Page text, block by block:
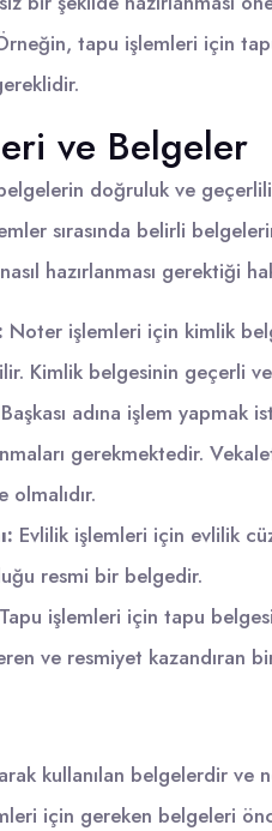
tapu işlemleri için
ve Belgeler
doğruluk ve
sırasında belirli
hazırlanması gerektiği
Noter işlemleri için kimlik
Kimlik belgesinin geçerli
Başkası adına işlem yapmak
gerekmektedir.
Evlilik işlemleri için evlilik
resmi bir belgedir.
Tapu işlemleri için tapu
ve resmiyet kazandıran
kullanılan belgelerdir ve
için gereken belgeleri